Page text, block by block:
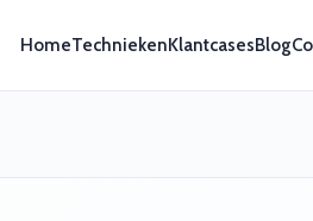
HomeTechniekenKlantcasesBlog